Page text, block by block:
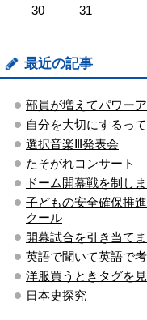
30
31
最近の記事
部員が増えてパワーア
自分を大切にするっ
選択音楽Ⅲ発表会
たそがれコンサー
ドーム開幕戦を制しま
子どもの安全確保推
クール
開幕試合を引き当てま
英語で聞いて英語で
洋服買うときタグを
日本史探究